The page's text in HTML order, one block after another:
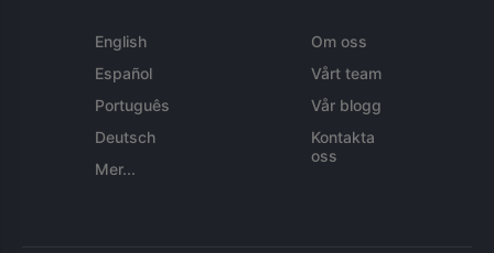
English
Español
Português
Deutsch
Mer...
Om oss
Vårt team
Vår blogg
Kontakta
oss